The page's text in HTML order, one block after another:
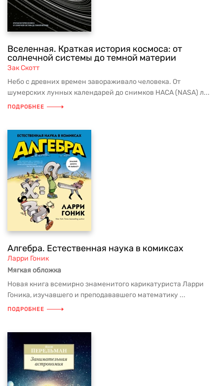
Вселенная. Краткая история космоса: от
солнечной системы до темной материи
Зак Скотт
Небо с древних времен завораживало человека. От
шумерских лунных календарей до снимков НАСА (NASA) л...
ПОДРОБНЕЕ
Алгебра. Естественная наука в комиксах
Ларри Гоник
Мягкая обложка
Новая книга всемирно знаменитого карикатуриста Ларри
Гоника, изучавшего и преподававшего математику ...
ПОДРОБНЕЕ